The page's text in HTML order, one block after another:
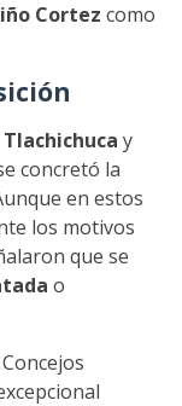
Cortez como
Tlachichuca y
concretó la
en estos
los motivos
que se
o